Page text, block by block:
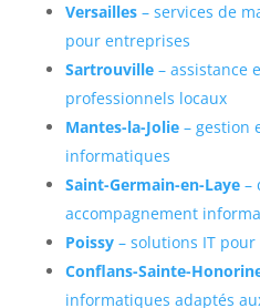
Versailles– services de
pour entreprises
Sartrouville – assistance
professionnels locaux
Mantes-la-Jolie– gestion
informatiques
Saint-Germain-en-Laye–
accompagnement
Poissy – solutions IT
Conflans-Sainte-
informatiques adaptés